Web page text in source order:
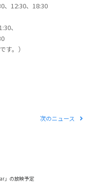
、12:30、18:30
、
。）
次のニュース
」の放映予定